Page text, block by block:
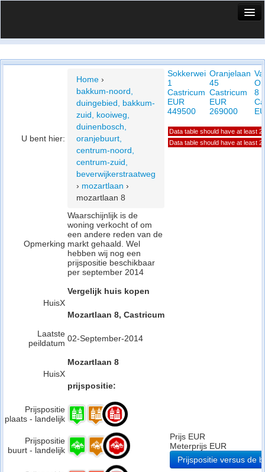
Vergelijk prijsposities - wijk
Privacy beleid
U bent hier:
Home ›
bakkum-noord,
duingebied, bakkum-
zuid, kooiweg,
duinenbosch,
oranjebuurt,
centrum-noord,
centrum-zuid,
beverwijkerstraatweg
› mozartlaan ›
mozartlaan 8
Opmerking
Waarschijnlijk is de
woning verkocht of om
een andere reden van de
markt gehaald. Wel
hebben wij nog een
prijspositie beschikbaar
per september 2014
HuisX
Vergelijk huis kopen
Mozartlaan 8, Castricum
Laatste
peildatum 02-September-2014
HuisX
Mozartlaan 8
prijspositie:
Prijspositie
plaats - landelijk
Prijspositie
buurt - landelijk
Sokkerwei
1
Castricum
EUR
449500
Oranjelaan
45
Castricum
EUR
269000
8
Data table should have at least 2
Data table should have at least 2
Prijs EUR
Meterprijs EUR
Prijspositie versus de